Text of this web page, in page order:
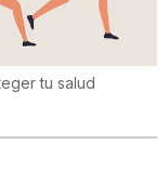
tu salud